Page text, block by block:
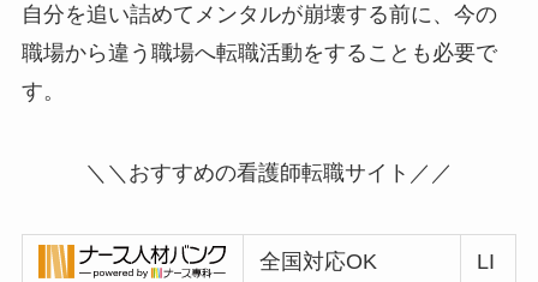
自分を追い詰めてメンタルが崩壊する前に、今の
職場から違う職場へ転職活動をすることも必要で
す。
＼＼おすすめの看護師転職サイト／／
全国対応OK
LI